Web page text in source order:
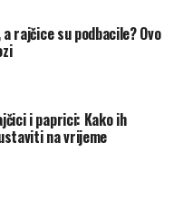
rajčice su podbacile? Ovo
i paprici: Kako ih
na vrijeme